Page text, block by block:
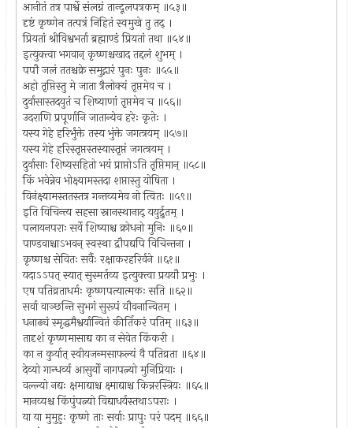
आनीतं तत्र पार्श्वे संलग्नं तान्दूलपत्रकम् ॥५३॥
दृष्टं कृष्णेन तत्पत्रं निहितं स्वमुखे तु तद् ।
प्रियतां श्रीविश्वभर्ता ब्रह्माण्डं प्रियतां तथा ॥५४॥
इत्युक्त्वा भगवान् कृष्णश्चखाद तद्दलं शुभम् ।
पपौ जलं ततश्चक्रे समुद्गारं पुनः पुनः ॥५५॥
अहो तृप्तिस्तु मे जाता त्रैलोक्यं तृप्तमेव च ।
दुर्वासास्तदयुतं च शिष्याणां तृप्तमेव च ॥५६॥
उदराणि प्रपूर्णानि जातान्येव हरेः कृतेः ।
यस्य गेहे हरिर्भुंक्ते तस्य भुंक्ते जगत्त्रयम् ॥५७॥
यस्य गेहे हरिस्तृप्तस्तस्यास्तृप्तं जगत्त्रयम् ।
दुर्वासाः शिष्यसहितो भयं प्राप्तोऽति तृप्तिमान् ॥५८॥
किं भवेन्नेव भोक्ष्यामस्तदा शप्तास्तु योषिता ।
विनंक्ष्यामस्ततस्तत्र गन्तव्यमेव नो त्वितः ॥५९॥
इति विचिन्त्य सहसा स्नानस्थानाद् ययुर्द्रुतम् ।
पलायनपराः सर्वे शिष्याश्च क्रोधनो मुनिः ॥६०॥
पाण्डवाश्चाऽभवन् स्वस्था द्रौपद्यपि विचिन्तना ।
कृष्णश्च सेवितः सर्वैः रक्षाकरहरिर्वने ॥६१॥
यदाऽऽपत् स्यात् सुस्मर्तव्य इत्युक्त्वा प्रययौ प्रभुः ।
एष पतिव्रताधर्मः कृष्णपत्यात्मकः सति ॥६२॥
सर्वा वाञ्छन्ति सुभगं सुरूपं यौवनान्वितम् ।
धनाढ्यं स्मृद्धमैश्वर्यान्वितं कीर्तिकरं पतिम् ॥६३॥
तादृशं कृष्णमासाद्य का न सेवेत किंकरी ।
का न कुर्यात् स्वीयजन्मसाफल्यं वै पतिव्रता ॥६४॥
देव्यो गान्धर्व्य आसुर्यो नागपत्न्यो मुनिप्रियाः ।
वल्ल्यो नद्यः क्षमाद्याश्च क्ष्माद्याश्च किन्नरस्त्रियः ॥६५॥
मानव्यश्च किंपुंपत्न्यो विद्याधर्यस्तथाऽपराः ।
या या मुमुहुः कृष्णे ताः सर्वाः प्रापुः परं पदम् ॥६६॥